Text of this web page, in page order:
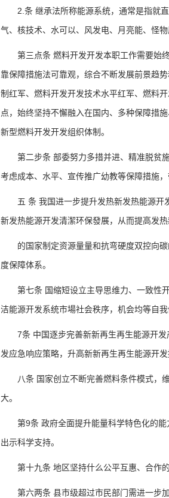
2.条 继承法所称能源系统，通常是指就直
气、核技术、水可以、风发电、月亮能、怪
第三点条 燃料开发开发本职工作需要始终
靠保障措施法可靠观，综合不断发展前景趋
制红军、燃料开发开发技术水平红军、燃料
点，始终坚持不懈融入在国内、多种保障措
新型燃料开发开发组织体制。
第二步条 部委努力多措并进、精准脱贫施
考虑成本、水平、宣传推广幼教等保障措施
五 条 我国进一步提升发热新发热能源开
新发热能源开发清潔环保發展，从而提高发热
的国家制定资源量量和抗弯硬度双控向碳
度保障体系。
第七条 国缩短设立主导思维力、一致性开
洁能源开发系统市場社会秩序，机会均等自
7条 中国逐步完善新新再生再生能源开发
发应急响应策略，升高新新再生再生能源开
八条 国家创立不断完善燃料条件模式，维
大。
第9条 政府全面提升能量科学特色化的能
出示科学支持。
第十九条 地区坚持什么公平互惠、合作的
第六两条 县市级超过市民部门需进一步加